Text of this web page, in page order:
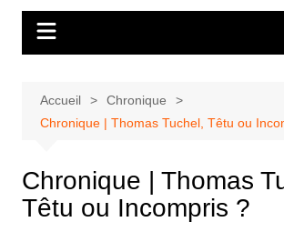
Accueil
Chronique
Chronique | Thomas Tuchel, Têtu ou
Chronique | Thomas
Têtu ou Incompris ?